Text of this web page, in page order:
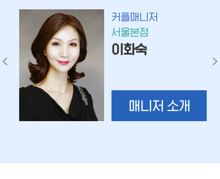
커플매니저
서울본점
이화숙
매니저 소개